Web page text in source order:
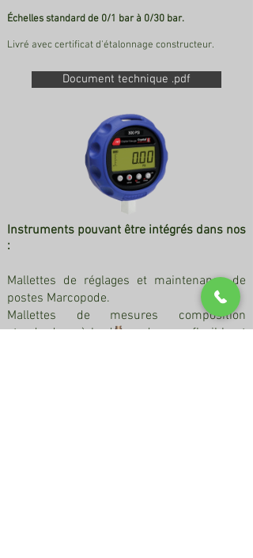
Échelles standard de 0/1 bar à 0/30 bar.
Livré avec certificat d'étalonnage constructeur.
Document technique .pdf
Instruments pouvant être intégrés dans nos
:
Mallettes de réglages et maintenance de
postes Marcopode.
Mallettes de mesures composition
standard ou à la demande avec flexible et